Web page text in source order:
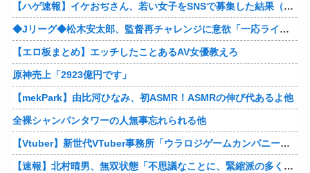
【ハゲ速報】イケおぢさん、若い女子をSNSで募集した結果（画像あり）
◆Jリーグ◆松木安太郎、監督再チャレンジに意欲「一応ライセンスも持っているので」 ヴェルディ川崎の監督時代には2連覇を達成
【エロ板まとめ】エッチしたことあるAV女優教えろ
原神売上「2923億円です」
【mekPark】由比河ひなみ、初ASMR！ASMRの伸び代あるよ他
全裸シャンパンタワーの人無事忘れられる他
【Vtuber】新世代VTuber事務所「ウラロジゲームカンパニー」より、ゲームの世界から“逆異世界転生”した5名が8月19日にデビュー！他
【速報】北村晴男、無双状態「不思議なことに、緊縮派の多くは親中派に繋がる。「日本弱体化議連」でも旗揚げされたら如何？」他